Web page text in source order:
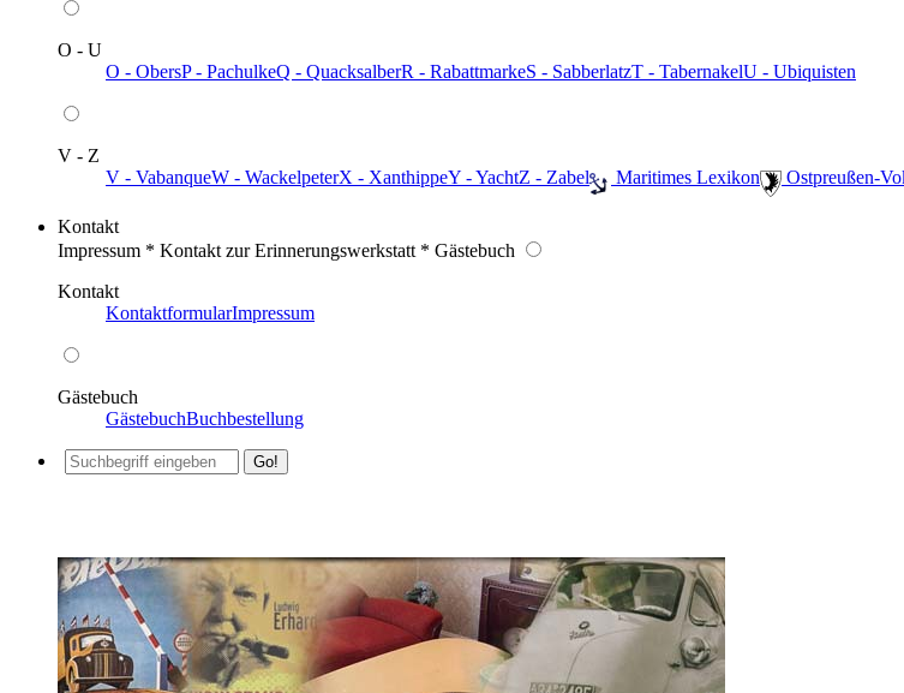
O - U
O - ObersP - PachulkeQ - QuacksalberR - RabattmarkeS - SabberlatzT - TabernakelU - Ubiquisten
V - Z
V - VabanqueW - WackelpeterX - XanthippeY - YachtZ - Zabel ️ Maritimes Lexikon Ostpreußen-
Kontakt
Impressum * Kontakt zur Erinnerungswerkstatt * Gästebuch
Kontakt
KontaktformularImpressum
Gästebuch
GästebuchBuchbestellung